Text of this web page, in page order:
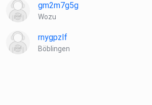
gm2m7g5g
Wozu
rnygpzlf
Böblingen